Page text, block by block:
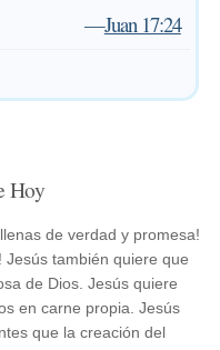
—Juan 17:24
Hoy
de verdad y promesa!
Jesús también quiere que
de Dios. Jesús quiere
en carne propia. Jesús
que la creación del